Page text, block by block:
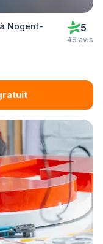
Nogent-
5
48 avis